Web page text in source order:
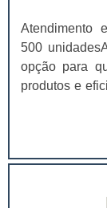
Atendimento
500
opção para
produtos e
mantendo a
embalagens
ambiente, já